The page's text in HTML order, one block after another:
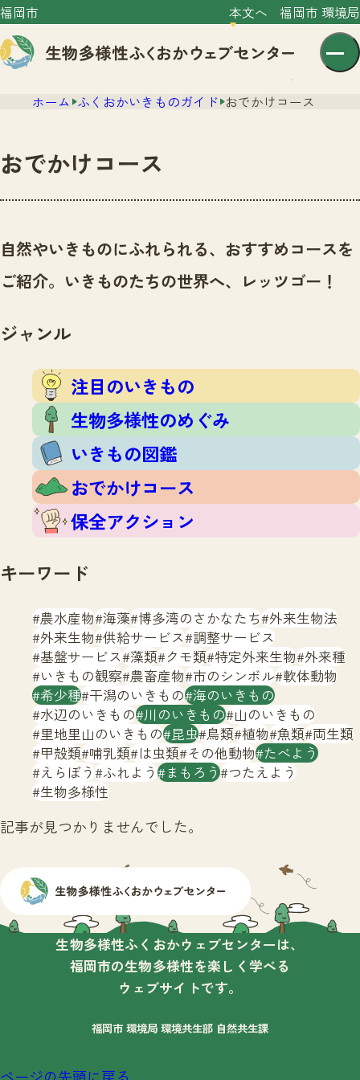
福岡市 本文へ 福岡市 環境局
文字サイズ 小 中 大
センター紹介
センター紹介TOP
サイトポリシー
ニュース
いきものガイド
注目のいきもの
生物多様性のめぐみ
いきもの図鑑
おでかけコース
保全アクション
イベント
いきもの調査隊
調査レポート
調査レポートTOP
調査結果
ふくおかいきものマップ
マッチング
マッチングTOP
掲載申し込みフォーム
お問合せ
生物多様性ふくおかウェブセンターとは
サイトマップ
ホーム ふくおかいきものガイド おでかけコース
おでかけコース
自然やいきものにふれられる、おすすめコースを
ご紹介。いきものたちの世界へ、レッツゴー！
ジャンル
注目のいきもの
生物多様性のめぐみ
いきもの図鑑
おでかけコース
保全アクション
キーワード
農水産物 海藻 博多湾のさかなたち 外来生物法
外来生物 供給サービス 調整サービス
基盤サービス 藻類 クモ類 特定外来生物 外来種
いきもの観察 農畜産物 市のシンボル 軟体動物
希少種 干潟のいきもの 海のいきもの
水辺のいきもの 川のいきもの 山のいきもの
里地里山のいきもの 昆虫 鳥類 植物 魚類 両生類
甲殻類 哺乳類 は虫類 その他動物 たべよう
えらぼう ふれよう まもろう つたえよう
生物多様性
記事が見つかりませんでした。
生物多様性ふくおかウェブセンターは、
福岡市の生物多様性を楽しく学べる
ウェブサイトです。
福岡市 環境局 環境共生部 自然共生課